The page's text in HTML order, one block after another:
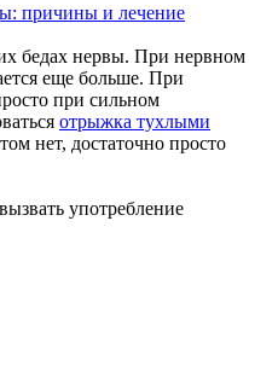
бедах нервы. При нервном
еще больше. При
при сильном
отрыжка тухлыми
нет, достаточно просто
употребление